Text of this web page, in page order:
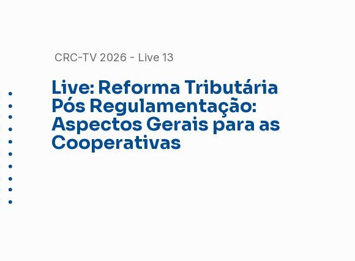
CRC-TV 2026 - Live 13
Live: Reforma Tributária
Pós Regulamentação:
Aspectos Gerais para as
Cooperativas